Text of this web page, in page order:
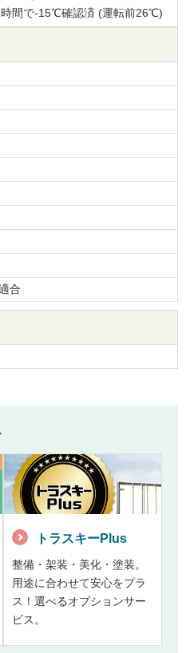
間で-15℃確認済 (運転前26℃)
合
トラスキーPlus
整備・架装・美化・塗装。
用途に合わせて安心をプラ
ス！選べるオプションサー
ビス。